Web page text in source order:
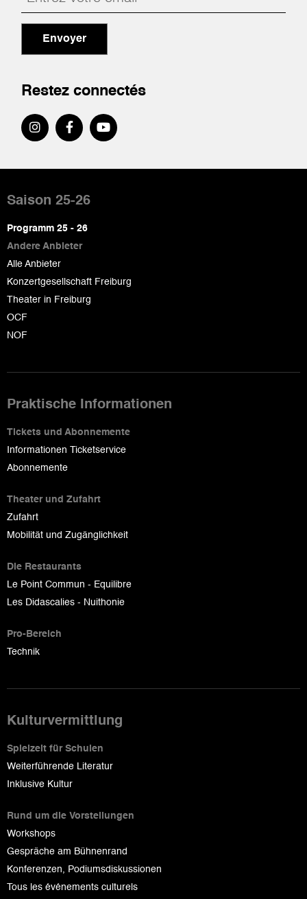
Envoyer
Restez connectés
de
page
Saison 25-26
Programm 25 - 26
Andere Anbieter
Alle Anbieter
Konzertgesellschaft Freiburg
Theater in Freiburg
OCF
NOF
Praktische Informationen
Tickets und Abonnemente
Informationen Ticketservice
Abonnemente
Theater und Zufahrt
Zufahrt
Mobilität und Zugänglichkeit
Die Restaurants
Le Point Commun - Equilibre
Les Didascalies - Nuithonie
Pro-Bereich
Technik
Kulturvermittlung
Spielzeit für Schulen
Weiterführende Literatur
Inklusive Kultur
Rund um die Vorstellungen
Workshops
Gespräche am Bühnenrand
Konferenzen, Podiumsdiskussionen
Tous les événements culturels